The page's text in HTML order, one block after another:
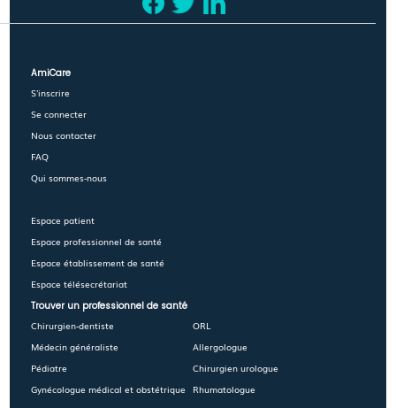
AmiCare
S'inscrire
Se connecter
Nous contacter
FAQ
Qui sommes-nous
Espace patient
Espace professionnel de santé
Espace établissement de santé
Espace télésecrétariat
Trouver un professionnel de santé
Chirurgien-dentiste
Médecin généraliste
Pédiatre
Gynécologue médical et obstétrique
ORL
Allergologue
Chirurgien urologue
Rhumatologue